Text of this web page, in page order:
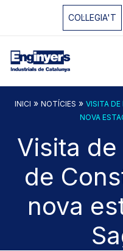
COL·LEGIA'T
INICI » NOTÍCIES » VISITA
NOVA
Visita
de
nova